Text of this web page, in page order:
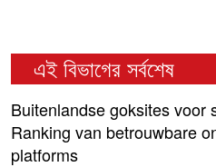
এই বিভাগের সর্বশেষ
Buitenlandse goksites voor
Ranking van betrouwbare
platforms